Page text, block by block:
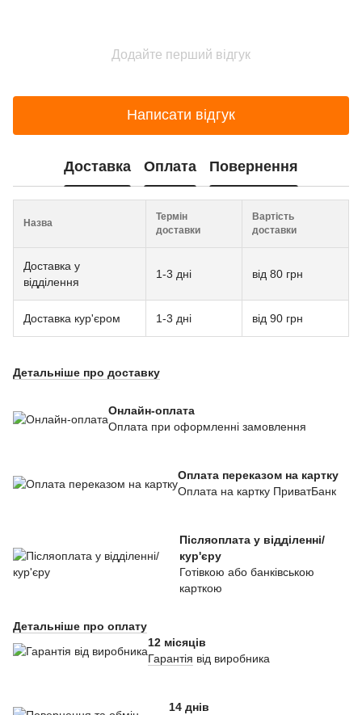
Додайте перший відгук
Написати відгук
Доставка Оплата Повернення
Назва
Термін
доставки
Вартість
доставки
Доставка у
відділення
1-3 дні від 80 грн
Доставка кур'єром 1-3 дні від 90 грн
Детальніше про доставку
Онлайн-оплата
Оплата при оформленні замовлення
Оплата переказом на картку
Оплата на картку ПриватБанк
Післяоплата у відділенні/
кур'єру
Готівкою або банківською
карткою
Детальніше про оплату
12 місяців
Гарантія від виробника
14 днів